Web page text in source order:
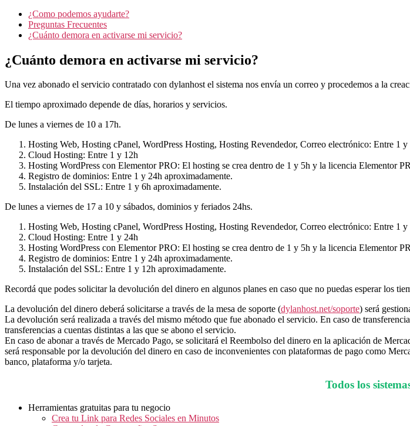
¿Como podemos ayudarte?
Preguntas Frecuentes
¿Cuánto demora en activarse mi servicio?
¿Cuánto demora en activarse mi servicio?
Una vez abonado el servicio contratado con dylanhost el sistema nos envía un correo y procedemos a la
El tiempo aproximado depende de días, horarios y servicios.
De lunes a viernes de 10 a 17h.
Hosting Web, Hosting cPanel, WordPress Hosting, Hosting Revendedor, Correo electrónico: Entre 1 y
Cloud Hosting: Entre 1 y 12h
Hosting WordPress con Elementor PRO: El hosting se crea dentro de 1 y 5h y la licencia Elementor
Registro de dominios: Entre 1 y 24h aproximadamente.
Instalación del SSL: Entre 1 y 6h aproximadamente.
De lunes a viernes de 17 a 10 y sábados, dominios y feriados 24hs.
Hosting Web, Hosting cPanel, WordPress Hosting, Hosting Revendedor, Correo electrónico: Entre 1 y
Cloud Hosting: Entre 1 y 24h
Hosting WordPress con Elementor PRO: El hosting se crea dentro de 1 y 5h y la licencia Elementor
Registro de dominios: Entre 1 y 24h aproximadamente.
Instalación del SSL: Entre 1 y 12h aproximadamente.
Recordá que podes solicitar la devolución del dinero en algunos planes en caso que no puedas esperar los
La devolución del dinero deberá solicitarse a través de la mesa de soporte (dylanhost.net/soporte) será
La devolución será realizada a través del mismo método que fue abonado el servicio. En caso de
transferencias a cuentas distintas a las que se abono el servicio.
En caso de abonar a través de Mercado Pago, se solicitará el Reembolso del dinero en la aplicación de
será responsable por la devolución del dinero en caso de inconvenientes con plataformas de pago como
banco, plataforma y/o tarjeta.
Todos los
Herramientas gratuitas para tu negocio
Crea tu Link para Redes Sociales en Minutos